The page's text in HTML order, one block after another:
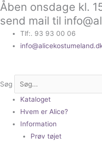
Gå
til
indholdet
Åben onsdage kl.
send mail til
Tlf:. 93 93 00 06
Søg
Kataloget
Hvem er Alice?
Information
Prøv tøjet